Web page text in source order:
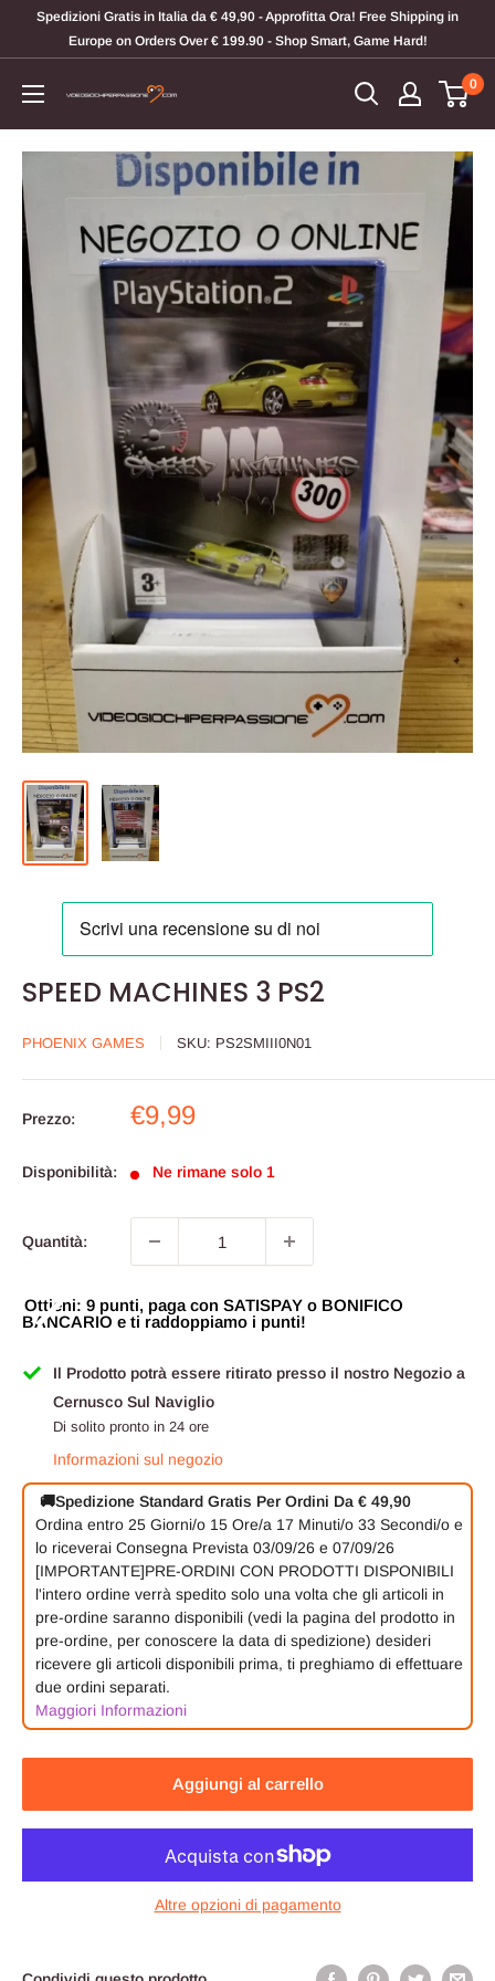
Spedizioni Gratis in Italia da € 49,90 - Approfitta Ora! Free Shipping in
Europe on Orders Over € 199.90 - Shop Smart, Game Hard!
Videogiochi
Per
Passione
0
SPEED MACHINES 3 PS2
PHOENIX GAMES SKU: PS2SMIII0N01
Prezzo:
Prezzo
€9,99
Disponibilità: Ne rimane solo 1
Quantità:
Ottieni: 9 punti, paga con SATISPAY o BONIFICO
BANCARIO e ti raddoppiamo i punti!
Il Prodotto potrà essere ritirato presso il nostro Negozio a
Cernusco Sul Naviglio
Di solito pronto in 24 ore
Informazioni sul negozio
🚚Spedizione Standard Gratis Per Ordini Da € 49,90
Ordina entro 25 Giorni/o 15 Ore/a 17 Minuti/o 32 Secondi/o e
lo riceverai Consegna Prevista 03/09/26 e 07/09/26
[IMPORTANTE]PRE-ORDINI CON PRODOTTI DISPONIBILI
l'intero ordine verrà spedito solo una volta che gli articoli in
pre-ordine saranno disponibili (vedi la pagina del prodotto in
pre-ordine, per conoscere la data di spedizione) desideri
ricevere gli articoli disponibili prima, ti preghiamo di effettuare
due ordini separati.
Maggiori Informazioni
Aggiungi al carrello
Altre opzioni di pagamento